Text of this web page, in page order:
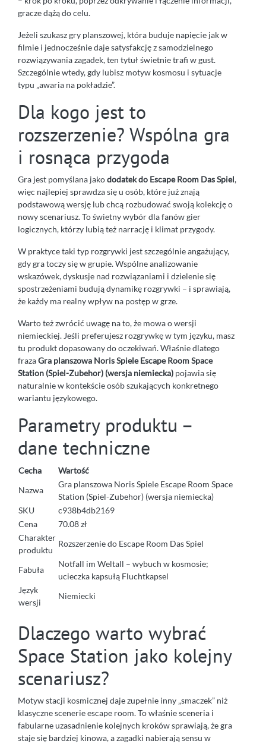
gracze dążą do celu.
Jeżeli szukasz gry planszowej, która buduje napięcie jak w
filmie i jednocześnie daje satysfakcję z samodzielnego
rozwiązywania zagadek, ten tytuł świetnie trafi w gust.
Szczególnie wtedy, gdy lubisz motyw kosmosu i sytuacje
typu „awaria na pokładzie”.
Dla kogo jest to
rozszerzenie? Wspólna gra
i rosnąca przygoda
Gra jest pomyślana jakododatek do Escape Room Das Spiel,
więc najlepiej sprawdza się u osób, które już znają
podstawową wersję lub chcą rozbudować swoją kolekcję o
nowy scenariusz. To świetny wybór dla fanów gier
logicznych, którzy lubią też narrację i klimat przygody.
W praktyce taki typ rozgrywki jest szczególnie angażujący,
gdy gra toczy się w grupie. Wspólne analizowanie
wskazówek, dyskusje nad rozwiązaniami i dzielenie się
spostrzeżeniami budują dynamikę rozgrywki – i sprawiają,
że każdy ma realny wpływ na postęp w grze.
Warto też zwrócić uwagę na to, że mowa o wersji
niemieckiej. Jeśli preferujesz rozgrywkę w tym języku, masz
tu produkt dopasowany do oczekiwań. Właśnie dlatego
frazaGra planszowa Noris Spiele Escape Room Space
Station (Spiel-Zubehor) (wersja niemiecka) pojawia się
naturalnie w kontekście osób szukających konkretnego
wariantu językowego.
Parametry produktu –
dane techniczne
Cecha
Wartość
Nazwa
Gra planszowa Noris Spiele Escape Room Space
Station (Spiel-Zubehor) (wersja niemiecka)
SKU
c938b4db2169
Cena
70.08 zł
Charakter
produktu
Rozszerzenie do Escape Room Das Spiel
Fabuła
Notfall im Weltall – wybuch w kosmosie;
ucieczka kapsułą Fluchtkapsel
Język
wersji
Niemiecki
Dlaczego warto wybrać
Space Station jako kolejny
scenariusz?
Motyw stacji kosmicznej daje zupełnie inny „smaczek” niż
klasyczne scenerie escape room. To właśnie sceneria i
fabularne uzasadnienie kolejnych kroków sprawiają, że gra
staje się bardziej kinowa, a zagadki nabierają sensu w